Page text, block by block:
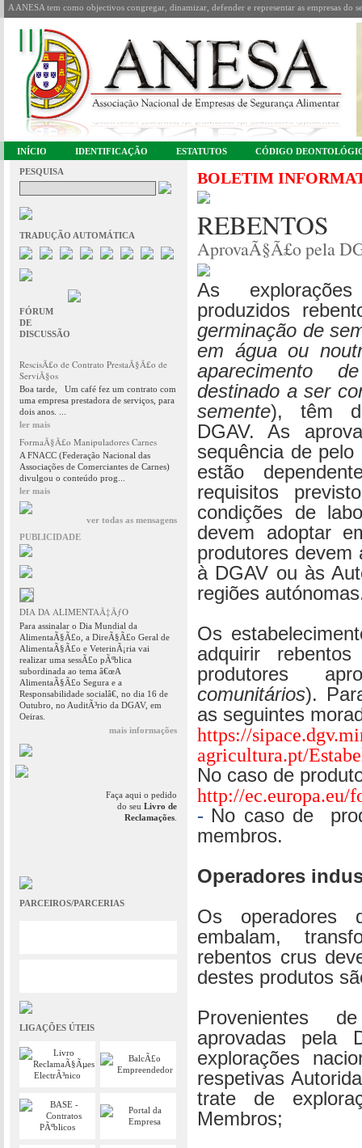
A ANESA tem como objectivos congregar, dinamizar, defender e representar as empresas
INÍCIO IDENTIFICAÇÃO ESTATUTOS CÓDIGO
PESQUISA
TRADUÇÃO AUTOMÁTICA
FÓRUM
DE
DISCUSSÃO
RescisÃ£o de Contrato PrestaÃ§Ã£o de
ServiÃ§os
Boa tarde, Um café fez um contrato com
uma empresa prestadora de serviços, para
dois anos. ...
ler mais
FormaÃ§Ã£o Manipuladores Carnes
A FNACC (Federação Nacional das
Associações de Comerciantes de Carnes)
divulgou o conteúdo prog...
ler mais
ver todas as mensagens
PUBLICIDADE
DIA DA ALIMENTAÃ‡ÃƒO
Para assinalar o Dia Mundial da
AlimentaÃ§Ã£o, a DireÃ§Ã£o Geral de
AlimentaÃ§Ã£o e VeterinÃ¡ria vai
realizar uma sessÃ£o pÃºblica
subordinada ao tema â€œA
AlimentaÃ§Ã£o Segura e a
Responsabilidade socialâ€, no dia 16 de
Outubro, no AuditÃ³rio da DGAV, em
Oeiras.
mais informações
Faça aqui o pedido
do seu Livro de
Reclamações
PARCEIROS/PARCERIAS
LIGAÇÕES ÚTEIS
BOLETIM
REBENTOS
AprovaÃ§Ã£o pela
As
produzidos
germinação de
em água ou
aparecimento
destinado a ser
semente), têm
DGAV. As
sequência de
estão
requisitos
condições de
devem adoptar
produtores devem
à DGAV ou às
regiões
Os
adquirir
produtores
comunitários).
as seguintes
https://
agricultura.pt/
No caso de
http://ec.europa.eu/
- No caso de
membros.
Operadores
Os operadores
embalam,
rebentos crus
destes produtos
Provenientes
aprovadas pela
explorações
respetivas
trate de
Membros;